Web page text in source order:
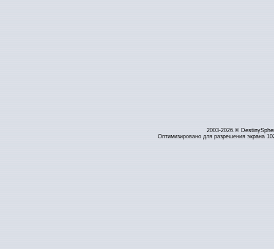
2003-2026.©
Оптимизировано для разрешения экрана